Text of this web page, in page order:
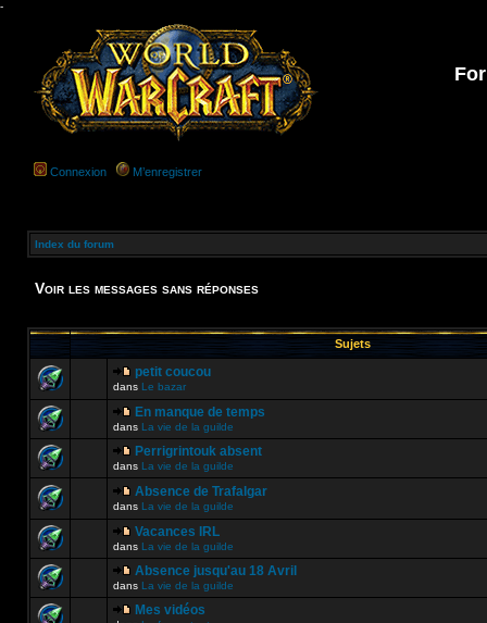
-
Connexion M’enregistrer
Index du forum
Voir les messages sans réponses
Sujets
petit coucou
dans Le bazar
En manque de temps
dans La vie de la guilde
Perrigrintouk absent
dans La vie de la guilde
Absence de Trafalgar
dans La vie de la guilde
Vacances IRL
dans La vie de la guilde
Absence jusqu'au 18 Avril
dans La vie de la guilde
Mes vidéos